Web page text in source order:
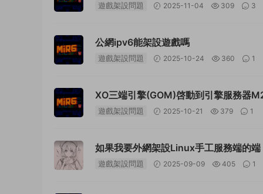
遊戲架設問題 2025-11-04 309 3
公網ipv6能架設遊戲嗎
遊戲架設問題 2025-10-24 360 1
XO三端引擎(GOM)啓動到引擎服務器
遊戲架設問題 2025-10-21 379 1
如果我要外網架設Linux手工服務端的
方法就行？
遊戲架設問題 2025-09-09 405 1